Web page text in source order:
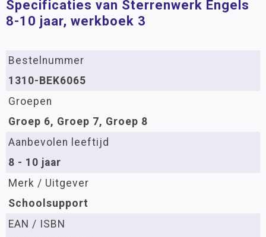
Specificaties van Sterrenwerk Engels
8-10 jaar, werkboek 3
Bestelnummer
1310-BEK6065
Groepen
Groep 6, Groep 7, Groep 8
Aanbevolen leeftijd
8 - 10 jaar
Merk / Uitgever
Schoolsupport
EAN / ISBN